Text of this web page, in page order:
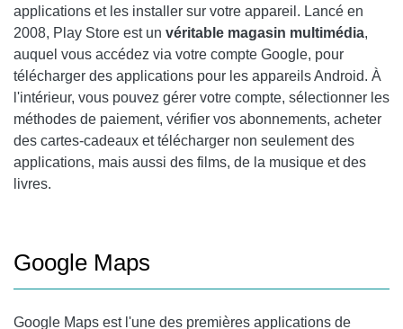
GOOGLE MUSIC PLAY
GOOGLE PLAY FILM
ANDROID AUTO
GOOGLE CHROME REMOTE DESKTOP
GOOGLE PLAY GAMES
JEU DE GOOGLE LIVRES
applications et les installer sur votre appareil. Lancé en
2008, Play Store est un véritable magasin multimédia,
auquel vous accédez via votre compte Google, pour
télécharger des applications pour les appareils Android. À
l'intérieur, vous pouvez gérer votre compte, sélectionner les
méthodes de paiement, vérifier vos abonnements, acheter
des cartes-cadeaux et télécharger non seulement des
applications, mais aussi des films, de la musique et des
livres.
Google Maps
Google Maps est l'une des premières applications de